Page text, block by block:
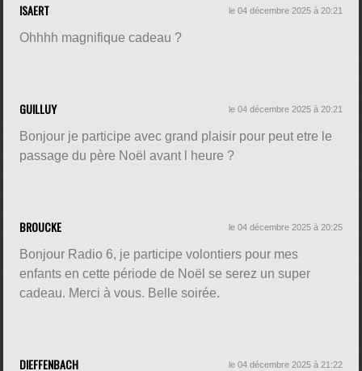
ISAERT le 04 décembre 2025 à 20:21
Ohhhh magnifique cadeau ?
GUILLUY le 04 décembre 2025 à 20:21
Bonjour je participe avec grand plaisir pour peut etre le
passage du père Noël avant l heure ?
BROUCKE le 04 décembre 2025 à 20:25
Bonjour Radio 6, je participe volontiers pour mes
enfants en cette période de Noël se serez un super
cadeau. Merci à vous. Belle soirée.
DIEFFENBACH le 04 décembre 2025 à 21:22